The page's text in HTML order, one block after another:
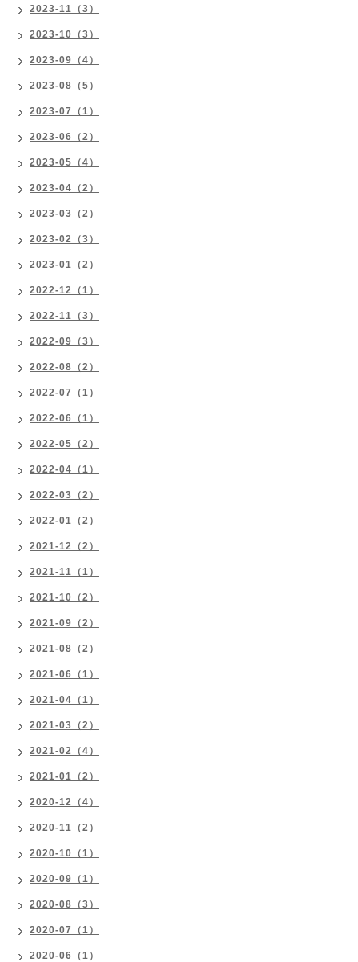
2023-11（3）
2023-10（3）
2023-09（4）
2023-08（5）
2023-07（1）
2023-06（2）
2023-05（4）
2023-04（2）
2023-03（2）
2023-02（3）
2023-01（2）
2022-12（1）
2022-11（3）
2022-09（3）
2022-08（2）
2022-07（1）
2022-06（1）
2022-05（2）
2022-04（1）
2022-03（2）
2022-01（2）
2021-12（2）
2021-11（1）
2021-10（2）
2021-09（2）
2021-08（2）
2021-06（1）
2021-04（1）
2021-03（2）
2021-02（4）
2021-01（2）
2020-12（4）
2020-11（2）
2020-10（1）
2020-09（1）
2020-08（3）
2020-07（1）
2020-06（1）